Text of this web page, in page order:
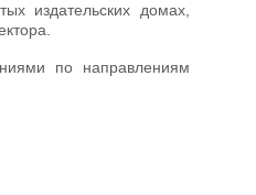
издательских домах,
по направлениям